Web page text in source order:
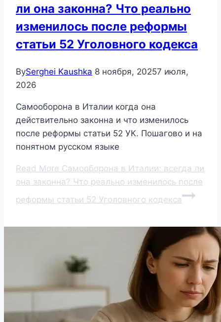
ли она законна? Что реально
изменилось после реформы
статьи 52 Уголовного кодекса
BySerghei Kaushka 8 ноября, 20257 июля,
2026
Самооборона в Италии когда она
действительно законна и что изменилось
после реформы статьи 52 УК. Пошагово и на
понятном русском языке
Read More Самооборона в Италии: всегда ли
она законна? Что реально изменилось после
реформы статьи 52 Уголовного кодекса